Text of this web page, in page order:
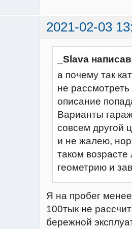
2021-02-03
_Slava
а почему так
не
описание
Варианты
совсем другой
и не жалею,
таком
геометрию и
Я на пробег менее
100тык не
бережной